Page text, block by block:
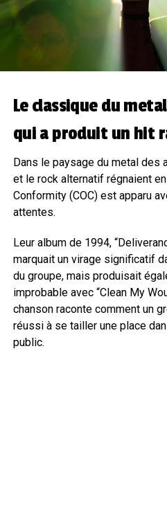
Le classique du
qui a produit un hit
Dans le paysage du metal des
et le rock alternatif régnaient
Conformity (COC) est apparu
attentes.
Leur album de 1994,
marquait un virage significatif
du groupe, mais produisait
improbable avec “Clean My
chanson raconte comment un
réussi à se tailler une place
public.